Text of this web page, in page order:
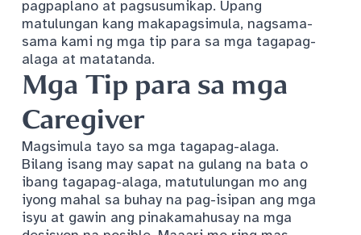
pagpaplano at pagsusumikap. Upang
matulungan kang makapagsimula, nagsama-
sama kami ng mga tip para sa mga tagapag-
alaga at matatanda.
Mga Tip para sa mga
Caregiver
Magsimula tayo sa mga tagapag-alaga.
Bilang isang may sapat na gulang na bata o
ibang tagapag-alaga, matutulungan mo ang
iyong mahal sa buhay na pag-isipan ang mga
isyu at gawin ang pinakamahusay na mga